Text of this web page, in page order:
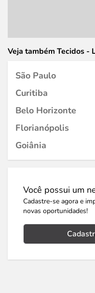
Veja também Tecidos -
São Paulo
Curitiba
Belo Horizonte
Florianópolis
Goiânia
Você possui um
Cadastre-se agora e
novas oportunidades!